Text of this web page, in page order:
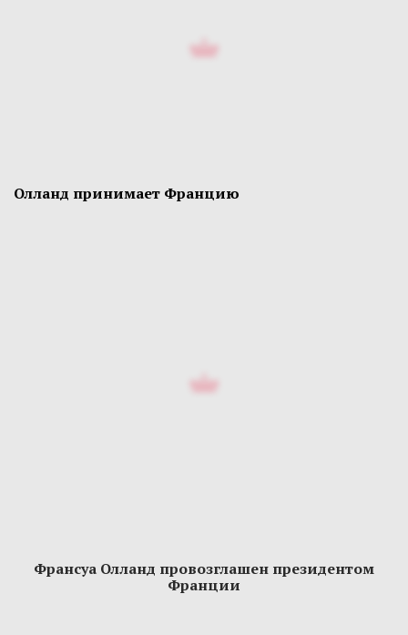
Олланд принимает Францию
Франсуа Олланд провозглашен президентом
Франции